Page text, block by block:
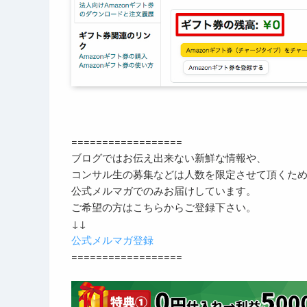
==================
ブログではお伝え出来ない新鮮な情報や、
コンサル生の募集などは人数を限定させて頂くため
公式メルマガでのみお届けしています。
ご希望の方はこちらからご登録下さい。
↓↓
公式メルマガ登録
==================